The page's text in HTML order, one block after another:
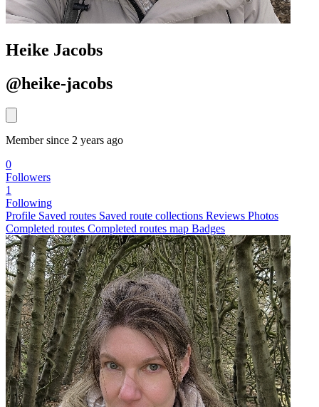
Heike Jacobs
@heike-jacobs
Member since 2 years ago
0
Followers
1
Following
Profile Saved routes Saved route collections Reviews Photos
Completed routes Completed routes map Badges